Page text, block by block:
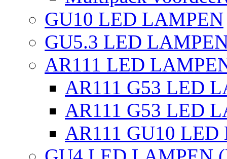
GU10 LED LAMPEN
GU5.3 LED
AR111 LED
AR111 G53 LED
AR111 G53 LED
AR111 GU10